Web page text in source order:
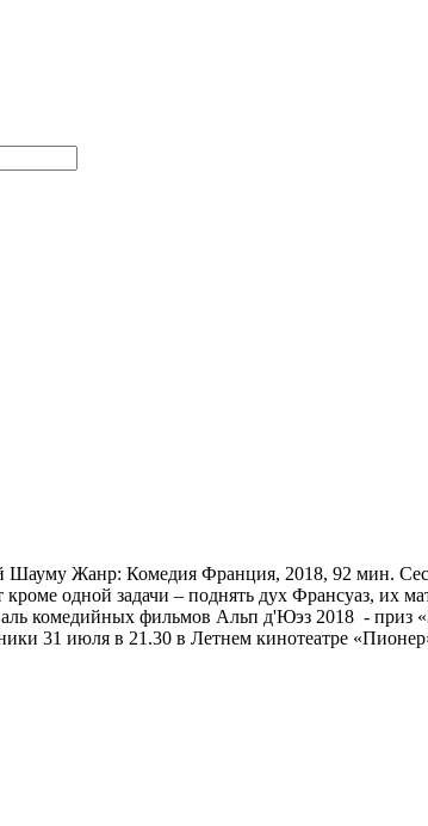
Жанр: Комедия Франция, 2018, 92 мин.
одной задачи – поднять дух Франсуаз, их
комедийных фильмов Альп д'Юэз 2018 - приз
31 июля в 21.30 в Летнем кинотеатре